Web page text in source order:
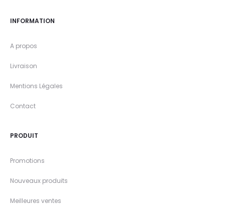
INFORMATION
A propos
Livraison
Mentions Légales
Contact
PRODUIT
Promotions
Nouveaux produits
Meilleures ventes